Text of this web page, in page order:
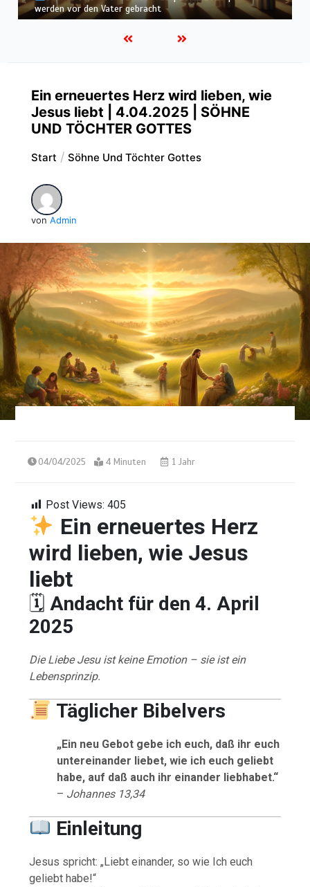
befunden – wir werden in Weiß wandeln
Ein erneuertes Herz wird lieben, wie
Jesus liebt | 4.04.2025 | SÖHNE
UND TÖCHTER GOTTES
Start Söhne Und Töchter Gottes
von Admin
04/04/2025 4 Minuten 1 Jahr
Post Views: 405
Ein erneuertes Herz
wird lieben, wie Jesus
liebt
🗓Andacht für den 4. April
2025
Die Liebe Jesu ist keine Emotion – sie ist ein
Lebensprinzip.
Täglicher Bibelvers
„Ein neu Gebot gebe ich euch, daß ihr euch
untereinander liebet, wie ich euch geliebt
habe, auf daß auch ihr einander liebhabet.“
– Johannes 13,34
Einleitung
Jesus spricht: „Liebt einander, so wie Ich euch
geliebt habe!“